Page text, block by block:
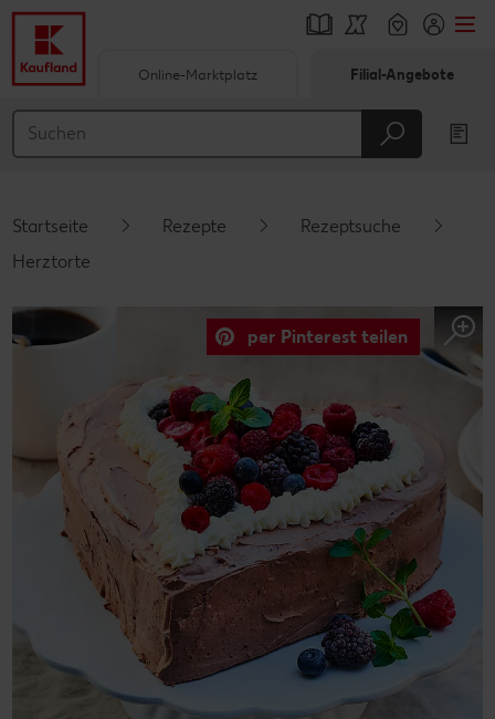
Hauptinhalt
Schwebender Seitenbereich
Online-Marktplatz Filial-Angebote
Startseite Rezepte
Rezeptsuche
Herztorte
per Pinterest teilen